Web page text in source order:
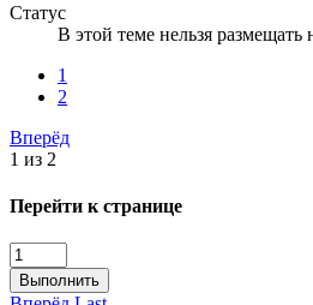
Статус
В этой теме нельзя размещать
1
2
Вперёд
1 из 2
Перейти к странице
Выполнить